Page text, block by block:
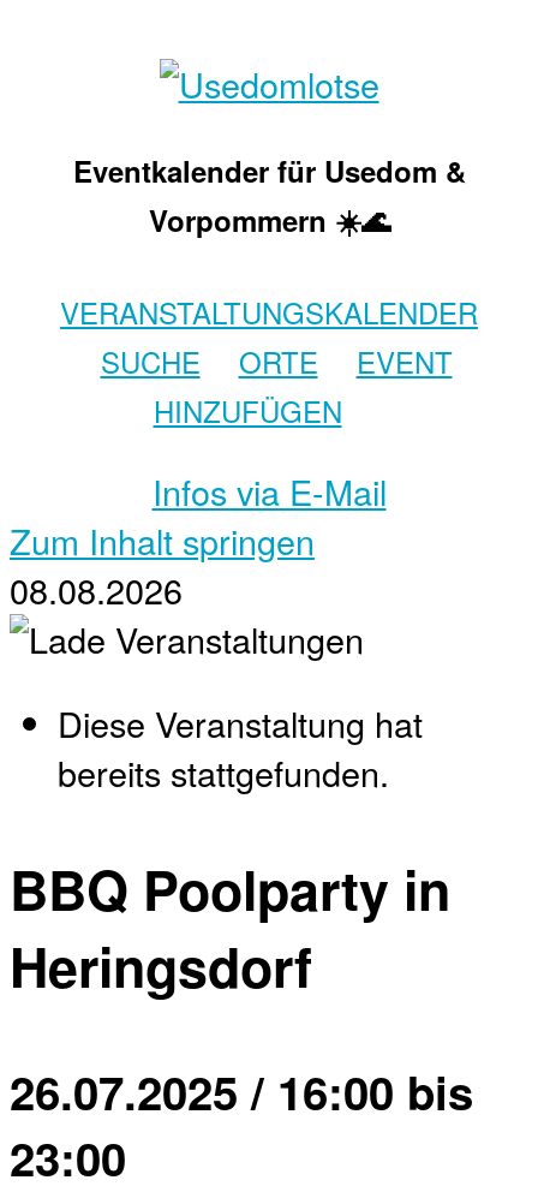
Eventkalender für Usedom &
Vorpommern ☀️🌊
VERANSTALTUNGSKALENDER
SUCHE
ORTE
EVENT
HINZUFÜGEN
Infos via E-Mail
Zum Inhalt springen
08.08.2026
Diese Veranstaltung hat
bereits stattgefunden.
BBQ Poolparty in
Heringsdorf
26.07.2025 / 16:00 bis
23:00